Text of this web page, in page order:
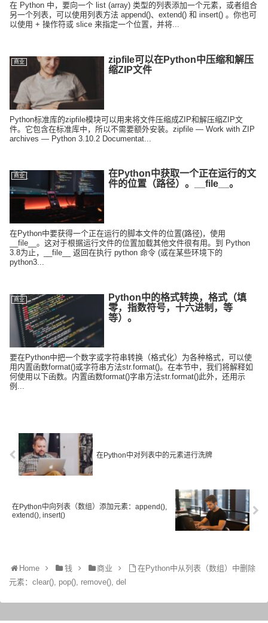
在 Python 中，要向一个 list (array) 类型的列表添加一个元素，或者组合
另一个列表，可以使用列表方法 append()、extend() 和 insert() 。你也可
以使用 + 操作符或 slice 来指定一个位置，并将...
商业
zipfile可以在Python中压缩和解压
缩ZIP文件
Python标准库的zipfile模块可以用来将文件压缩成ZIP和解压缩ZIP文
件。它包含在标准库中，所以不需要额外安装。zipfile — Work with ZIP
archives — Python 3.10.2 Documentat...
商业
在Python中获取一个正在运行的文
件的位置（路径）。__file__。
在Python中要获得一个正在运行的脚本文件的位置(路径)，使用
__file__。这对于根据运行文件的位置加载其他文件很有用。到 Python
3.8为止，__file__ 返回在执行 python 命令 (或在某些环境下的
python3...
商业
Python中的格式转换，格式（填
零，指数符号，十六进制，等
等）。
要在Python中把一个数字或字符串转换（格式化）为各种格式，可以使
用内置函数format()或字符串方法str.format()。在本节中，我们将解释如
何使用以下函数。内置函数format()字串方法str.format()此外，还用示
例...
在Python中对列表中的元素进行洗牌
在Python中向列表（数组）添加元素：append(),
extend(), insert()
Home 钱 商业
在Python中从列表（数组）中删除
元素：clear(), pop(), remove(), del